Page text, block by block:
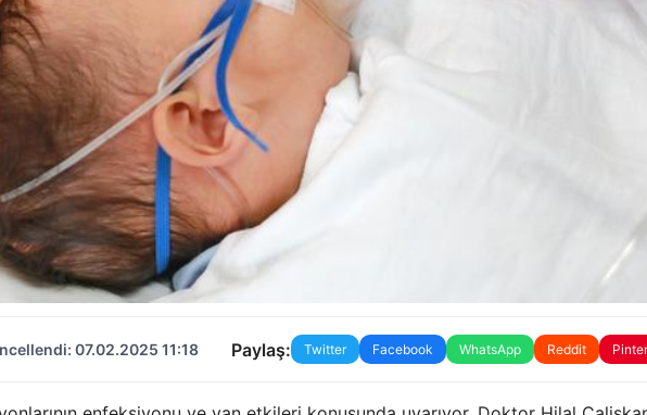
07.02.2025 11:18 Paylaş: Twitter Facebook WhatsApp Reddit